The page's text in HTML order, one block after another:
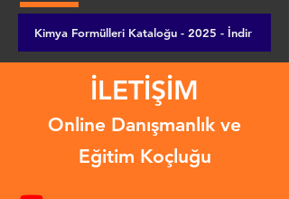
Kimya Formülleri Kataloğu - 2025 - İndir
İLETİŞİM
Online Danışmanlık ve
Eğitim Koçluğu